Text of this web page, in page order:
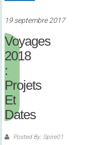
19 septembre 2017
Voyages
2018
:
Projets
Et
Dates
Posted By: Spire01